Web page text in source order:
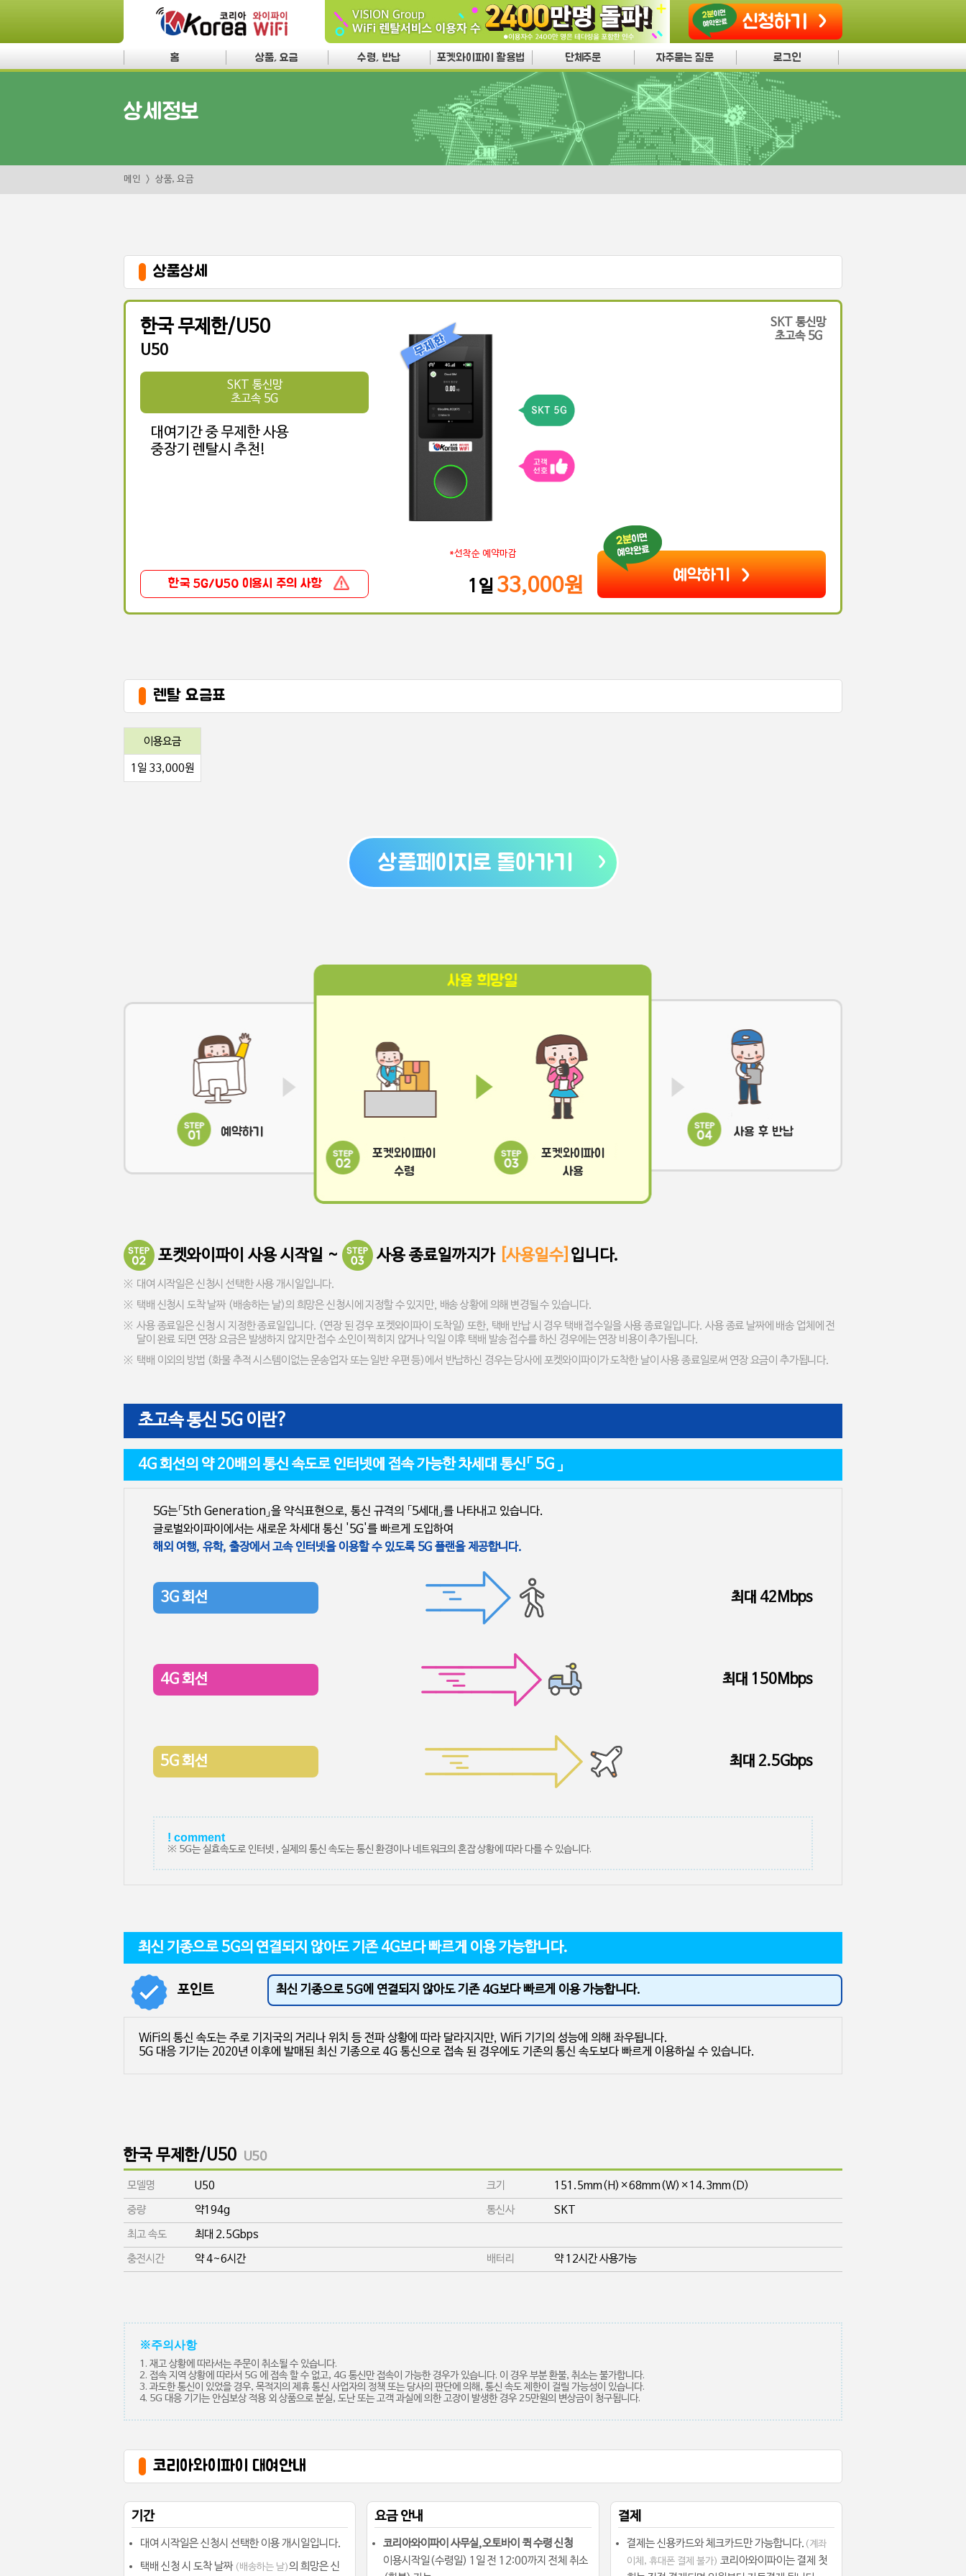
신청하기
홈 상품, 요금 수령, 반납 포켓와이파이 활용법 단체주문 자주묻는 질문 로그인
상세정보
메인 상품, 요금
상품상세
한국 무제한/U50
U50
SKT 통신망
초고속 5G
대여기간 중 무제한 사용
중장기 렌탈시 추천!
한국 5G/U50 이용시 주의 사항
*선착순 예약마감
1일 33,000원
SKT 통신망
초고속 5G
예약하기
렌탈 요금표
이용요금
1일 33,000원
상품페이지로 돌아가기
예약하기
포켓와이파이
수령
포켓와이파이
사용
사용 후 반납
포켓와이파이 사용 시작일 ~ 사용 종료일까지가 [사용일수] 입니다.
대여 시작일은 신청시 선택한 사용 개시일입니다.
택배 신청시 도착 날짜 (배송하는 날)의 희망은 신청시에 지정할 수 있지만, 배송 상황에 의해 변경될 수 있습니다.
사용 종료일은 신청 시 지정한 종료일입니다. (연장 된 경우 포켓와이파이 도착일) 또한, 택배 반납 시 경우 택배 접수일을 사용 종료일입니다. 사용 종료 날짜에 배송 업체에 전
달이 완료 되면 연장 요금은 발생하지 않지만 접수 소인이 찍히지 않거나 익일 이후 택배 발송 접수를 하신 경우에는 연장 비용이 추가됩니다.
택배 이외의 방법 (화물 추적 시스템이없는 운송업자 또는 일반 우편 등)에서 반납하신 경우는 당사에 포켓와이파이가 도착한 날이 사용 종료일로써 연장 요금이 추가됩니다.
초고속 통신 5G 이란?
4G 회선의 약 20배의 통신 속도로 인터넷에 접속 가능한 차세대 통신「 5G 」
5G는「5th Generation」을 약식표현으로, 통신 규격의 「5세대」를 나타내고 있습니다.
글로벌와이파이에서는 새로운 차세대 통신 '5G'를 빠르게 도입하여
해외 여행, 유학, 출장에서 고속 인터넷을 이용할 수 있도록 5G 플랜을 제공합니다.
3G 회선 최대 42Mbps
4G 회선 최대 150Mbps
5G 회선 최대 2.5Gbps
! comment
※ 5G는 실효속도로 인터넷 , 실제의 통신 속도는 통신 환경이나 네트워크의 혼잡 상황에 따라 다를 수 있습니다.
최신 기종으로 5G의 연결되지 않아도 기존 4G보다 빠르게 이용 가능합니다.
포인트 최신 기종으로 5G에 연결되지 않아도 기존 4G보다 빠르게 이용 가능합니다.
WiFi의 통신 속도는 주로 기지국의 거리나 위치 등 전파 상황에 따라 달라지지만, WiFi 기기의 성능에 의해 좌우됩니다.
5G 대응 기기는 2020년 이후에 발매된 최신 기종으로 4G 통신으로 접속 된 경우에도 기존의 통신 속도보다 빠르게 이용하실 수 있습니다.
한국 무제한/U50 U50
모델명 U50 크기 151.5mm(H)×68mm(W)×14.3mm(D)
중량 약194g 통신사 SKT
최고 속도 최대 2.5Gbps
충전시간 약 4~6시간 배터리 약 12시간 사용가능
※주의사항
1. 재고 상황에 따라서는 주문이 취소될 수 있습니다.
2. 접속 지역 상황에 따라서 5G 에 접속 할 수 없고, 4G 통신만 접속이 가능한 경우가 있습니다. 이 경우 부분 환불, 취소는 불가합니다.
3. 과도한 통신이 있었을 경우, 목적지의 제휴 통신 사업자의 정책 또는 당사의 판단에 의해, 통신 속도 제한이 걸릴 가능성이 있습니다.
4. 5G 대응 기기는 안심보상 적용 외 상품으로 분실, 도난 또는 고객 과실에 의한 고장이 발생한 경우 25만원의 변상금이 청구됩니다.
코리아와이파이 대여안내
기간
대여 시작일은 신청시 선택한 이용 개시일입니다.
택배 신청 시 도착 날짜 (배송하는 날)의 희망은 신
요금 안내
코리아와이파이 사무실,오토바이 퀵 수령 신청
이용시작일(수령일) 1일 전 12:00까지 전체 취소
결제
결제는 신용카드와 체크카드만 가능합니다. (계좌
이체, 휴대폰 결제 불가) 코리아와이파이는 결제 첫